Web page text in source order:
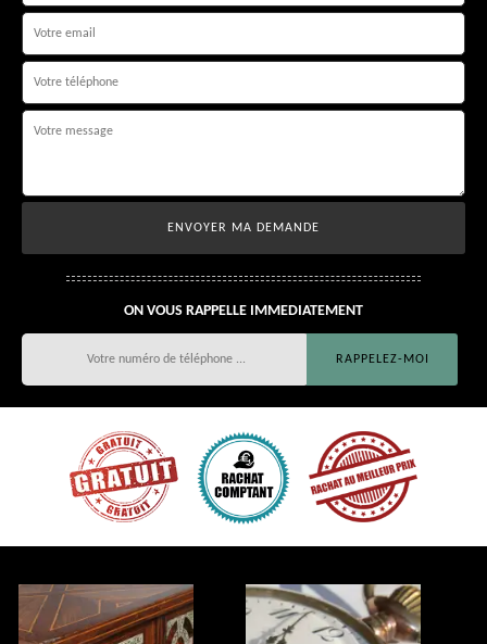
ON VOUS RAPPELLE IMMEDIATEMENT